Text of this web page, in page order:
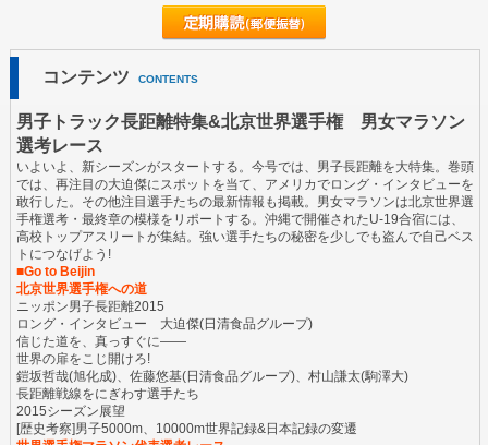
コンテンツ CONTENTS
男子トラック長距離特集&北京世界選手権 男女マラソン
選考レース
いよいよ、新シーズンがスタートする。今号では、男子長距離を大特集。巻頭
では、再注目の大迫傑にスポットを当て、アメリカでロング・インタビューを
敢行した。その他注目選手たちの最新情報も掲載。男女マラソンは北京世界選
手権選考・最終章の模様をリポートする。沖縄で開催されたU-19合宿には、
高校トップアスリートが集結。強い選手たちの秘密を少しでも盗んで自己ベス
トにつなげよう!
■Go to Beijin
北京世界選手権への道
ニッポン男子長距離2015
ロング・インタビュー 大迫傑(日清食品グループ)
信じた道を、真っすぐに――
世界の扉をこじ開けろ!
鎧坂哲哉(旭化成)、佐藤悠基(日清食品グループ)、村山謙太(駒澤大)
長距離戦線をにぎわす選手たち
2015シーズン展望
[歴史考察]男子5000m、10000m世界記録&日本記録の変遷